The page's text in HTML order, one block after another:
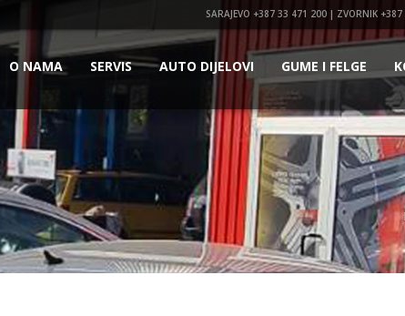
SARAJEVO +387 33 471 200 | ZVORNIK
O NAMA SERVIS AUTO DIJELOVI GUME I FELGE